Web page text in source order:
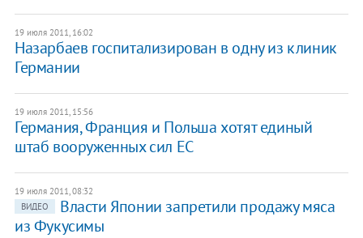
19 июля 2011, 16:02
Назарбаев госпитализирован в одну из клиник
Германии
19 июля 2011, 15:56
Германия, Франция и Польша хотят единый
штаб вооруженных сил ЕС
19 июля 2011, 08:32
ВИДЕО
​Власти Японии запретили продажу мяса
из Фукусимы